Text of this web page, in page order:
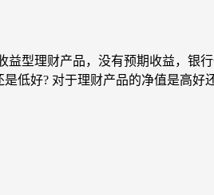
型理财产品，没有预期收益，银
低好? 对于理财产品的净值是高好